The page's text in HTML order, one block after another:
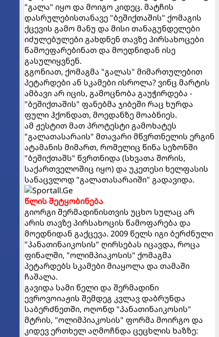
"გალა" იყო და მოიგო კიდეც. მატჩის
დასრულებისთანავე "ბეშიქთაშის" ქომაგის
ქცევის გამო მანუ და მისი თანაგუნდელები
იძულებულები გახდნენ თავზე პირსახოცები
წამოეფარებინათ და მოედნიდან ისე
გასულიყვნენ.
გგონიათ, ქომაგმა "გალას" მიმართულებით
პეტარდები ან სკამები ისროლა? ვინც მარტის
ამბავი არ იცის, გამოცნობა გაუჭირდება -
"ბეშიქთაშის" ფანებმა ჯიბეში რაც ხურდა
ფული ჰქონდათ, მოედანზე მოაბნიეს.
ამ ჟესტით მათ პროტესტი გამოხატეს
"გალათასარაის" მთავარი მწვრთნელის ერგინ
ატამანის მიმართ, რომელიც წინა სეზონში
"ბეშიქთაშს" წვრთნიდა (სხვათა შორის,
საქართველოშიც იყო) და უკეთესი ხელფასის
სანაცვლოდ "გალათასარაიში" გადავიდა.
წლის შეტყობინება
გიორგი შერმადინისთვის უცხო სულაც არ
არის თავზე პირსახოცის წამოფარება და
მოედნიდან გაქცევა. 2009 წელს იგი ბერძნული
"პანათინაიკოსის" ღირსებას იცავდა, როცა
ფინალში, "ოლიმპიაკოსის" ქომაგმა
პეტარდებს სკამები მიაყოლა და თამაში
ჩაშალა.
გავიდა სამი წელი და შერმადინი
ევროვოიაჟის შემდეგ კვლავ დაბრუნდა
საბერძნეთში, ოღონდ "პანათინაიკოსის"
მტრის, "ოლიმპიაკოსის" ფორმა მოირგო და
კიდევ ერთხელ აღმოჩნდა ცეცხლის ხაზზე: